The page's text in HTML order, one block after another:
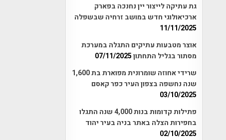
גת עתיקה לייצור יין נחנכה בפארק
ארכיאולוגי חדש במושב זרחיה שבשפלה
11/11/2025
אוצר מטבעות עתיקים התגלה במערכת
מסתור בגליל התחתון07/11/2025
שרידי אחוזה שומרונית מפוארת בת 1,600
שנה נחשפה בצפון העיר כפר קאסם
03/10/2025
פתילות קדומות בנות 4,000 שנה התגלו
בחפירות הצלה באתר בניה בעיר יהוד
02/10/2025